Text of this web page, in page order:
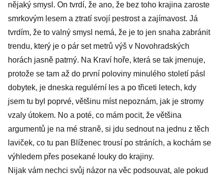
nějaký smysl. On tvrdí, že ano, že bez toho krajina zaroste
smrkovým lesem a ztratí svojí pestrost a zajímavost. Já
tvrdím, že to valný smysl nemá, že je to jen snaha zabránit
trendu, který je o pár set metrů výš v Novohradských
horách jasně patrný. Na Kraví hoře, která se tak jmenuje,
protože se tam až do první poloviny minulého století pásl
dobytek, je dneska regulérní les a po třiceti letech, kdy
jsem tu byl poprvé, většinu míst nepoznám, jak je stromy
vzaly útokem. No a poté, co mám pocit, že většina
argumentů je na mé straně, si jdu sednout na jednu z těch
laviček, co tu pan Blíženec trousí po stráních, a kochám se
výhledem přes posekané louky do krajiny.
Nijak vám nechci svůj názor na věc podsouvat, ale pokud